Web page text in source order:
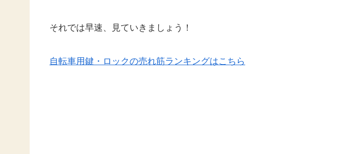
それでは早速、見ていきましょう！
自転車用鍵・ロックの売れ筋ランキングはこちら